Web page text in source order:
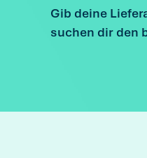
Gib deine
suchen dir den